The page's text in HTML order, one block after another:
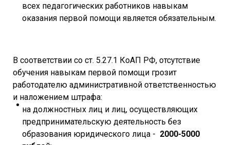
всех педагогических работников навыкам
оказания первой помощи является обязательным.
В соответствии со ст. 5.27.1 КоАП РФ, отсутствие
обучения навыкам первой помощи грозит
работодателю административной ответственностью
и наложением штрафа:
на должностных лиц и лиц, осуществляющих
предпринимательскую деятельность без
образования юридического лица - 2000-5000